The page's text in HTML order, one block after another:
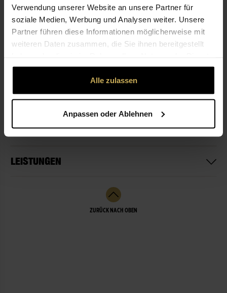
Verwendung unserer Website an unsere Partner für
soziale Medien, Werbung und Analysen weiter. Unsere
Partner führen diese Informationen möglicherweise mit
weiteren Daten zusammen, die Sie ihnen bereitgestellt
gesammelt haben.
Alle zulassen
Anpassen oder Ablehnen
48739 Legden
02566-13 52
info@floristik-specking.de
ÖFFNUNGSZEITEN
NICHT LIEFERBEREIT
LEISTUNGEN
ZURÜCK NACH OBEN